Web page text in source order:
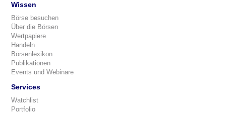
Wissen
Börse besuchen
Über die Börsen
Wertpapiere
Handeln
Börsenlexikon
Publikationen
Events und Webinare
Services
Watchlist
Portfolio